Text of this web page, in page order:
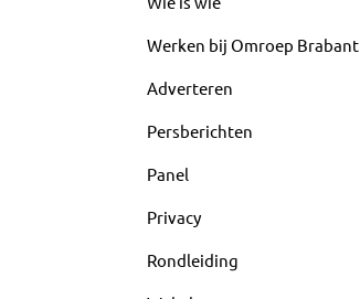
Werken bij Omroep Brabant
Adverteren
Persberichten
Panel
Privacy
Rondleiding